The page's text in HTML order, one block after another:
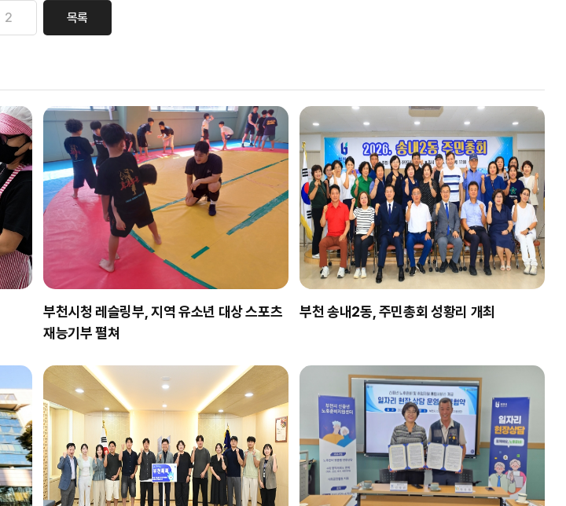
2 목록
부천시청 레슬링부, 지역 유소년 대상 스포츠
재능기부 펼쳐
부천 송내2동, 주민총회 성황리 개최